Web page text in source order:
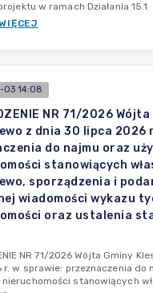
w ramach Działania 15.1
14:08
NR 71/2026 Wójta
z dnia 30 lipca 2026
do najmu oraz
stanowiących
sporządzenia i
wiadomości wykazu
oraz ustalenia
NR 71/2026 Wójta Gminy
r. w sprawie: przeznaczenia do
nieruchomości stanowiących